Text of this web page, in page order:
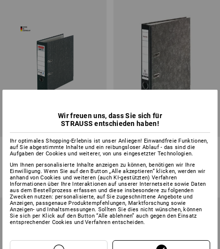
Herlitz Ordner maX.file nature
1 Farbe
ab 2,99 €
(m. MwSt.) ab 20 Stück
Falken Recycling-Ordner
2 Varianten
ab 2,27 €
(m. MwSt.) ab 100 Stück
Wir freuen uns, dass Sie sich für
STRAUSS entschieden haben!
Ihr optimales Shopping-Erlebnis ist unser Anliegen! Einwandfreie Funktionen,
auf Sie abgestimmte Inhalte und ein reibungsloser Ablauf - das sind die
Aufgaben der Cookies und weiterer, von uns eingesetzter Technologien.
Um Ihnen personalisierte Inhalte anzeigen zu können, benötigen wir Ihre
Einwilligung. Wenn Sie auf den Button „Alle akzeptieren“ klicken, werden wir
anhand von Cookies und weiteren (auch KI-gestützten) Verfahren
Informationen über Ihre Interaktionen auf unserer Internetseite sowie Daten
aus dem Bestellprozess erfassen und diese insbesondere zu folgenden
Zwecken nutzen: personalisierte, auf Sie zugeschnittene Angebote und
Anzeigen, passgenaue Produktempfehlungen, Marktforschung sowie
Anzeigen- und Inhaltsmessungen. Sollten Sie dies nicht wünschen, können
Sie sich per Klick auf den Button “Alle ablehnen” auch gegen den Einsatz
entsprechender Cookies und Verfahren entscheiden.